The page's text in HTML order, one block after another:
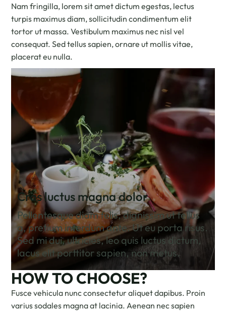
Nam fringilla, lorem sit amet dictum egestas, lectus
turpis maximus diam, sollicitudin condimentum elit
tortor ut massa. Vestibulum maximus nec nisl vel
consequat. Sed tellus sapien, ornare ut mollis vitae,
placerat eu nulla.
Cras luctus magna dolor
Pellentesque diam felis, dignissim ut tellus
a, pretium interdum ante. Ut eu porta risus.
Sed mi dui, ultricies, leo quis luctus dictum,
lacus elit porttitor sapien, non metus.
HOW TO CHOOSE?
Fusce vehicula nunc consectetur aliquet dapibus. Proin
varius sodales magna at lacinia. Aenean nec sapien